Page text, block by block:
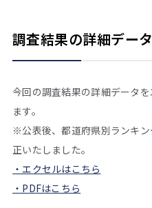
調査結果の詳細データ
今回の調査結果の詳細データ
ます。
※公表後、都道府県別ランキ
正いたしました。
・エクセルはこちら
・PDFはこちら